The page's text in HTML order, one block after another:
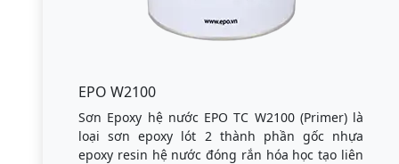
EPO W2100
Sơn Epoxy hệ nước EPO TC W2100 (Primer) là
loại sơn epoxy lót 2 thành phần gốc nhựa
epoxy resin hệ nước đóng rắn hóa học tạo liên